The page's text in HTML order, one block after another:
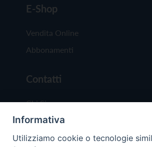
E-Shop
Vendita Online
Abbonamenti
Contatti
Chi Siamo
Redazione
Scrivici
Informativa
Utilizziamo cookie o tecnologie